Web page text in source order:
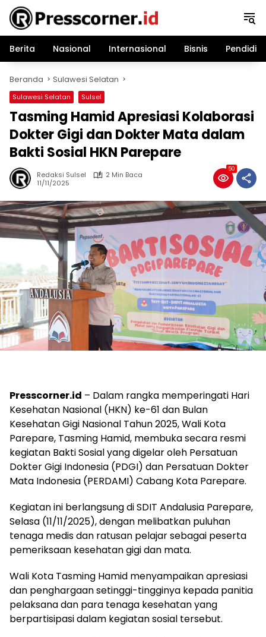
Langsung
konten
Berita
Nasional Internasional Bisnis
Beranda Sulawesi Selatan
Sulawesi Selatan Sulsel
Tasming Hamid Apresiasi Kolaborasi
Dokter Gigi dan Dokter Mata dalam
Bakti Sosial HKN Parepare
Redaksi Sulsel
2 Min Baca
11/11/2025
50
Presscorner.id – Dalam rangka memperingati Hari
Kesehatan Nasional (HKN) ke-61 dan Bulan
Kesehatan Gigi Nasional Tahun 2025, Wali Kota
Parepare, Tasming Hamid, membuka secara resmi
kegiatan Bakti Sosial yang digelar oleh Persatuan
Dokter Gigi Indonesia (PDGI) dan Persatuan Dokter
Mata Indonesia (PERDAMI) Cabang Kota Parepare.
Kegiatan ini berlangsung di SDIT Andalusia Parepare,
Selasa (11/11/2025), dengan melibatkan puluhan
tenaga medis dan ratusan pelajar sebagai peserta
pemeriksaan kesehatan gigi dan mata.
Wali Kota Tasming Hamid menyampaikan apresiasi
dan penghargaan setinggi-tingginya kepada panitia
pelaksana dan para tenaga kesehatan yang
berpartisipasi dalam kegiatan sosial tersebut.